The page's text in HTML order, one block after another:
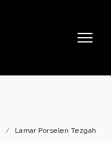
/
Lamar Porselen Tezgah